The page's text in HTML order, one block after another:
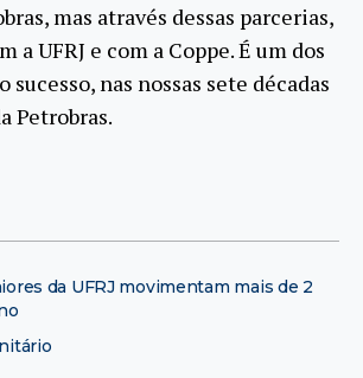
mas através dessas parcerias,
a UFRJ e com a Coppe. É um dos
sucesso, nas nossas sete décadas
Petrobras.
da UFRJ movimentam mais de 2